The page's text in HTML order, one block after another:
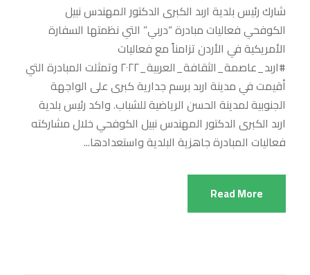
شارك رئيس بلدية اربد الكبرى الدكتور المهندس نبيل
الكوفحي فعاليات مبادرة “دربي” التي نظمتها السفارة
الأمريكية في الأردن تزامناً مع فعاليات
#اربد_عاصمة_الثقافة_العربية_٢٠٢٢ وتمثلت المبادرة التي
أقيمت في مدينة اربد برسم جدارية كبرى على الواجهة
الجنوبية لمدينة الحسن الرياضية للشباب. واكد رئيس بلدية
اربد الكبرى الدكتور المهندس نبيل الكوفحي خلال مشاركته
فعاليات المبادرة جاهزية البلدية واستعدادها...
Read More